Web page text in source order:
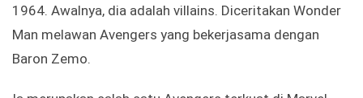
1964. Awalnya, dia adalah villains. Diceritakan Wonder
Man melawan Avengers yang bekerjasama dengan
Baron Zemo.